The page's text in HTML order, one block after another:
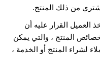
من ذلك المنتج.
القرار عليه أن
المنتج ، والتي يمكن
لشراء المنتج أو الخدمة ،